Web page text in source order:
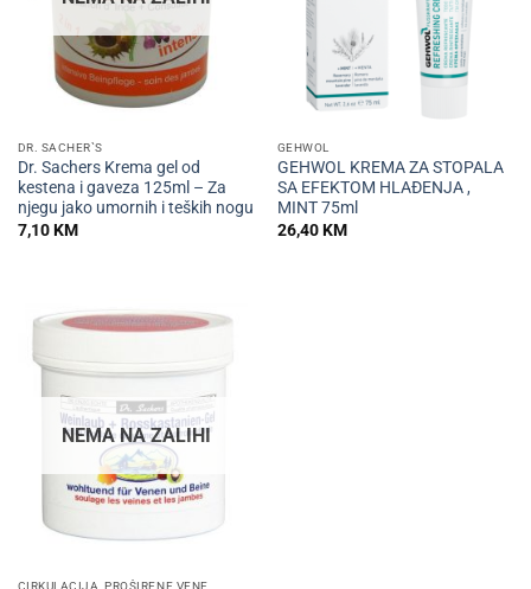
DR. SACHER`S
Dr. Sachers Krema gel od
kestena i gaveza 125ml – Za
njegu jako umornih i teških nogu
7,10KM
GEHWOL
GEHWOL KREMA ZA STOPALA
SA EFEKTOM HLAĐENJA ,
MINT 75ml
26,40KM
NEMA NA ZALIHI
CIRKULACIJA, PROŠIRENE VENE